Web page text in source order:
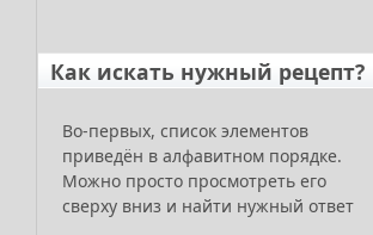
Как искать нужный рецепт?
Во-первых, список элементов
приведён в алфавитном порядке.
Можно просто просмотреть его
сверху вниз и найти нужный ответ